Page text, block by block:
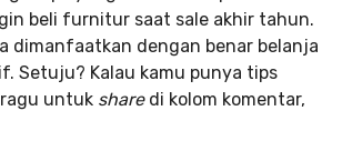
beli furnitur saat sale akhir tahun.
dimanfaatkan dengan benar belanja
Setuju? Kalau kamu punya tips
untuk share di kolom komentar,